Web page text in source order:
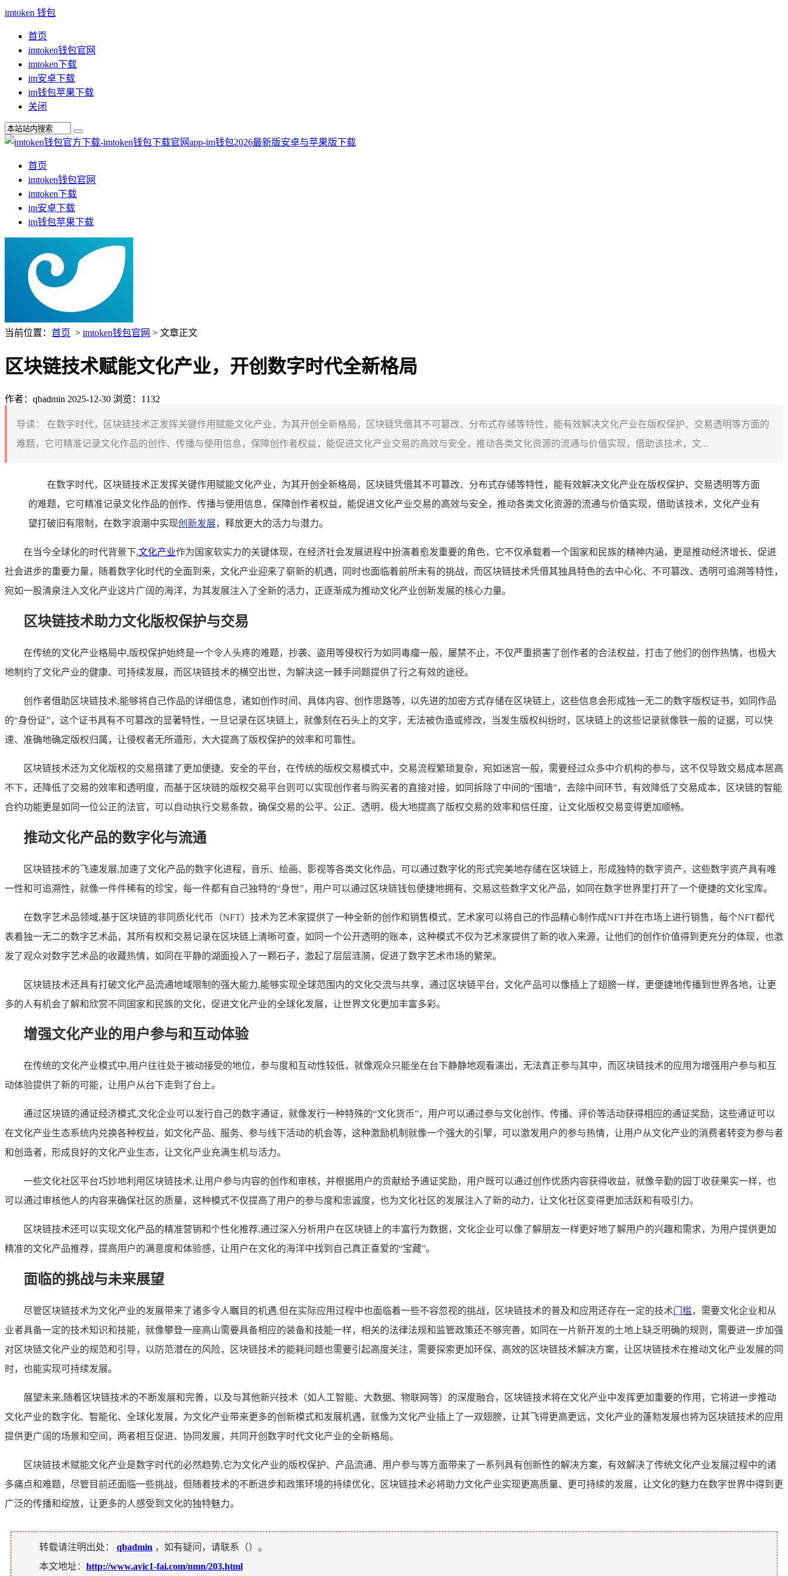
imtoken 钱包
首页
imtoken钱包官网
imtoken下载
im安卓下载
im钱包苹果下载
关闭
首页
imtoken钱包官网
imtoken下载
im安卓下载
im钱包苹果下载
当前位置： 首页 > imtoken钱包官网 > 文章正文
区块链技术赋能文化产业，开创数字时代全新格局
作者：qbadmin 2025-12-30 浏览：1132
导读：
在数字时代，区块链技术正发挥关键作用赋能文化产业，为其开创全新格局，区块链凭借其不可篡改、分布式存储等特性，能有效解决文化产业在版权保护、交易透明等方面的
难题，它可精准记录文化作品的创作、传播与使用信息，保障创作者权益，能促进文化产业交易的高效与安全，推动各类文化资源的流通与价值实现，借助该技术，文...
在数字时代，区块链技术正发挥关键作用赋能文化产业，为其开创全新格局，区块链凭借其不可篡改、分布式存储等特性，能有效解决文化产业在版权保护、交易透明等方面
的难题，它可精准记录文化作品的创作、传播与使用信息，保障创作者权益，能促进文化产业交易的高效与安全，推动各类文化资源的流通与价值实现，借助该技术，文化产业有
望打破旧有限制，在数字浪潮中实现创新发展，释放更大的活力与潜力。
在当今全球化的时代背景下,文化产业作为国家软实力的关键体现，在经济社会发展进程中扮演着愈发重要的角色，它不仅承载着一个国家和民族的精神内涵，更是推动经济增长、促进
社会进步的重要力量，随着数字化时代的全面到来，文化产业迎来了崭新的机遇，同时也面临着前所未有的挑战，而区块链技术凭借其独具特色的去中心化、不可篡改、透明可追溯等特性，
宛如一股清泉注入文化产业这片广阔的海洋，为其发展注入了全新的活力，正逐渐成为推动文化产业创新发展的核心力量。
区块链技术助力文化版权保护与交易
在传统的文化产业格局中,版权保护始终是一个令人头疼的难题，抄袭、盗用等侵权行为如同毒瘤一般，屡禁不止，不仅严重损害了创作者的合法权益，打击了他们的创作热情，也极大
地制约了文化产业的健康、可持续发展，而区块链技术的横空出世，为解决这一棘手问题提供了行之有效的途径。
创作者借助区块链技术,能够将自己作品的详细信息，诸如创作时间、具体内容、创作思路等，以先进的加密方式存储在区块链上，这些信息会形成独一无二的数字版权证书，如同作品
的“身份证”，这个证书具有不可篡改的显著特性，一旦记录在区块链上，就像刻在石头上的文字，无法被伪造或修改，当发生版权纠纷时，区块链上的这些记录就像铁一般的证据，可以快
速、准确地确定版权归属，让侵权者无所遁形，大大提高了版权保护的效率和可靠性。
区块链技术还为文化版权的交易搭建了更加便捷、安全的平台，在传统的版权交易模式中，交易流程繁琐复杂，宛如迷宫一般，需要经过众多中介机构的参与，这不仅导致交易成本居高
不下，还降低了交易的效率和透明度，而基于区块链的版权交易平台则可以实现创作者与购买者的直接对接，如同拆除了中间的“围墙”，去除中间环节，有效降低了交易成本，区块链的智能
合约功能更是如同一位公正的法官，可以自动执行交易条款，确保交易的公平、公正、透明，极大地提高了版权交易的效率和信任度，让文化版权交易变得更加顺畅。
推动文化产品的数字化与流通
区块链技术的飞速发展,加速了文化产品的数字化进程，音乐、绘画、影视等各类文化作品，可以通过数字化的形式完美地存储在区块链上，形成独特的数字资产，这些数字资产具有唯
一性和可追溯性，就像一件件稀有的珍宝，每一件都有自己独特的“身世”，用户可以通过区块链钱包便捷地拥有、交易这些数字文化产品，如同在数字世界里打开了一个便捷的文化宝库。
在数字艺术品领域,基于区块链的非同质化代币（NFT）技术为艺术家提供了一种全新的创作和销售模式，艺术家可以将自己的作品精心制作成NFT并在市场上进行销售，每个NFT都代
表着独一无二的数字艺术品，其所有权和交易记录在区块链上清晰可查，如同一个公开透明的账本，这种模式不仅为艺术家提供了新的收入来源，让他们的创作价值得到更充分的体现，也激
发了观众对数字艺术品的收藏热情，如同在平静的湖面投入了一颗石子，激起了层层涟漪，促进了数字艺术市场的繁荣。
区块链技术还具有打破文化产品流通地域限制的强大能力,能够实现全球范围内的文化交流与共享，通过区块链平台，文化产品可以像插上了翅膀一样，更便捷地传播到世界各地，让更
多的人有机会了解和欣赏不同国家和民族的文化，促进文化产业的全球化发展，让世界文化更加丰富多彩。
增强文化产业的用户参与和互动体验
在传统的文化产业模式中,用户往往处于被动接受的地位，参与度和互动性较低，就像观众只能坐在台下静静地观看演出，无法真正参与其中，而区块链技术的应用为增强用户参与和互
动体验提供了新的可能，让用户从台下走到了台上。
通过区块链的通证经济模式,文化企业可以发行自己的数字通证，就像发行一种特殊的“文化货币”，用户可以通过参与文化创作、传播、评价等活动获得相应的通证奖励，这些通证可以
在文化产业生态系统内兑换各种权益，如文化产品、服务、参与线下活动的机会等，这种激励机制就像一个强大的引擎，可以激发用户的参与热情，让用户从文化产业的消费者转变为参与者
和创造者，形成良好的文化产业生态，让文化产业充满生机与活力。
一些文化社区平台巧妙地利用区块链技术,让用户参与内容的创作和审核，并根据用户的贡献给予通证奖励，用户既可以通过创作优质内容获得收益，就像辛勤的园丁收获果实一样，也
可以通过审核他人的内容来确保社区的质量，这种模式不仅提高了用户的参与度和忠诚度，也为文化社区的发展注入了新的动力，让文化社区变得更加活跃和有吸引力。
区块链技术还可以实现文化产品的精准营销和个性化推荐,通过深入分析用户在区块链上的丰富行为数据，文化企业可以像了解朋友一样更好地了解用户的兴趣和需求，为用户提供更加
精准的文化产品推荐，提高用户的满意度和体验感，让用户在文化的海洋中找到自己真正喜爱的“宝藏”。
面临的挑战与未来展望
尽管区块链技术为文化产业的发展带来了诸多令人瞩目的机遇,但在实际应用过程中也面临着一些不容忽视的挑战，区块链技术的普及和应用还存在一定的技术门槛，需要文化企业和从
业者具备一定的技术知识和技能，就像攀登一座高山需要具备相应的装备和技能一样，相关的法律法规和监管政策还不够完善，如同在一片新开发的土地上缺乏明确的规则，需要进一步加强
对区块链文化产业的规范和引导，以防范潜在的风险，区块链技术的能耗问题也需要引起高度关注，需要探索更加环保、高效的区块链技术解决方案，让区块链技术在推动文化产业发展的同
时，也能实现可持续发展。
展望未来,随着区块链技术的不断发展和完善，以及与其他新兴技术（如人工智能、大数据、物联网等）的深度融合，区块链技术将在文化产业中发挥更加重要的作用，它将进一步推动
文化产业的数字化、智能化、全球化发展，为文化产业带来更多的创新模式和发展机遇，就像为文化产业插上了一双翅膀，让其飞得更高更远，文化产业的蓬勃发展也将为区块链技术的应用
提供更广阔的场景和空间，两者相互促进、协同发展，共同开创数字时代文化产业的全新格局。
区块链技术赋能文化产业是数字时代的必然趋势,它为文化产业的版权保护、产品流通、用户参与等方面带来了一系列具有创新性的解决方案，有效解决了传统文化产业发展过程中的诸
多痛点和难题，尽管目前还面临一些挑战，但随着技术的不断进步和政策环境的持续优化，区块链技术必将助力文化产业实现更高质量、更可持续的发展，让文化的魅力在数字世界中得到更
广泛的传播和绽放，让更多的人感受到文化的独特魅力。
转载请注明出处： qbadmin ，如有疑问，请联系（）。
本文地址： http://www.avic1-fai.com/nmn/203.html